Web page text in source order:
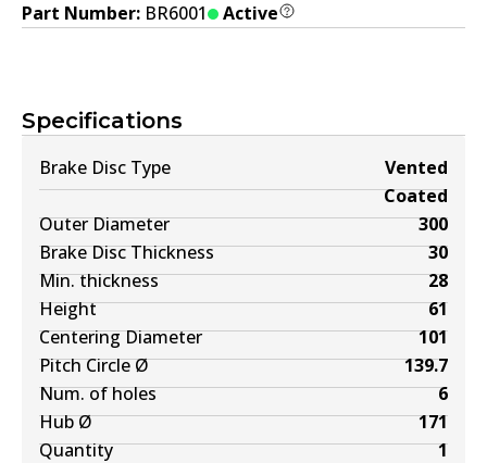
Part Number: BR6001 Active
Specifications
Brake Disc Type
Vented
Coated
Outer Diameter
300
Brake Disc Thickness
30
Min. thickness
28
Height
61
Centering Diameter
101
Pitch Circle Ø
139.7
Num. of holes
6
Hub Ø
171
Quantity
1